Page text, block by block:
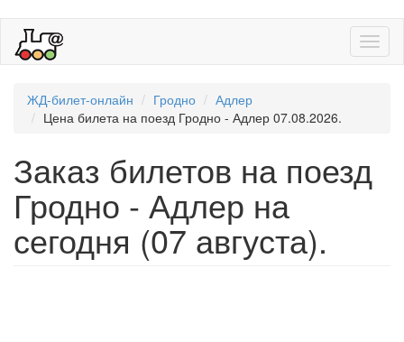
ЖД-билет-онлайн Гродно
Адлер
Цена билета на поезд Гродно - Адлер 07.08.2026.
Заказ билетов на поезд
Гродно - Адлер на
сегодня (07 августа).